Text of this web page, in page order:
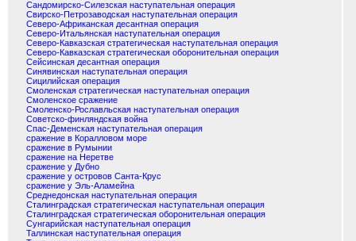
Сандомирско-Силезская наступательная операция
Свирско-Петрозаводская наступательная операция
Северо-Африканская десантная операция
Северо-Итальянская наступательная операция
Северо-Кавказская стратегическая наступательная операция
Северо-Кавказская стратегическая оборонительная операция
Сейсинская десантная операция
Синявинская наступательная операция
Сицилийская операция
Смоленская стратегическая наступательная операция
Смоленское сражение
Смоленско-Рославльская наступательная операция
Советско-финляндская война
Спас-Деменская наступательная операция
сражение в Коралловом море
сражение в Румынии
сражение на Неретве
сражение у Дубно
сражение у островов Санта-Крус
сражение у Эль-Аламейна
Среднедонская наступательная операция
Сталинградская стратегическая наступательная операция
Сталинградская стратегическая оборонительная операция
Сунгарийская наступательная операция
Таллинская наступательная операция